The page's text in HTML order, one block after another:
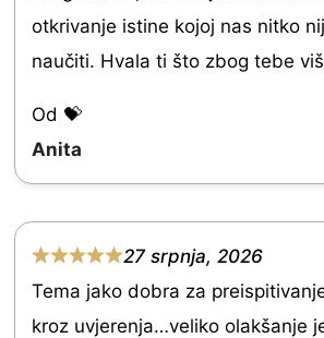
d
5
.
0
o
u
t
otkrivanje istine kojoj nas nitko
naučiti. Hvala ti što zbog tebe
Od 💝
Anita
a
27 srpnja, 2026
Tema jako dobra za
kroz uvjerenja…veliko olakšanje